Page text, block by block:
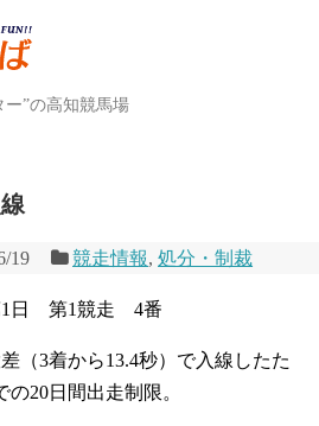
”の高知競馬場
19 競走情報,処分・制裁
日 第1競走 4番
（3着から13.4秒）で入線したた
20日間出走制限。